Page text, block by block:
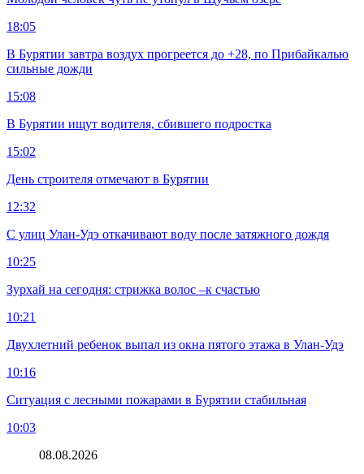
18:05
В Бурятии завтра воздух прогреется до +28, по Прибайкалью
сильные дожди
15:08
В Бурятии ищут водителя, сбившего подростка
15:02
День строителя отмечают в Бурятии
12:32
С улиц Улан-Удэ откачивают воду после затяжного дождя
10:25
Зурхай на сегодня: стрижка волос –к счастью
10:21
Двухлетний ребенок выпал из окна пятого этажа в Улан-Удэ
10:16
Ситуация с лесными пожарами в Бурятии стабильная
10:03
08.08.2026